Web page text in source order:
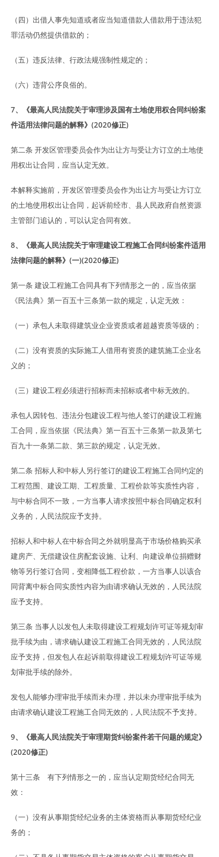
（四）出借人事先知道或者应当知道借款人借款用于违法犯
罪活动仍然提供借款的；
（五）违反法律、行政法规强制性规定的；
（六）违背公序良俗的。
7、《最高人民法院关于审理涉及国有土地使用权合同纠纷案
件适用法律问题的解释》(2020修正)
第二条 开发区管理委员会作为出让方与受让方订立的土地使
用权出让合同，应当认定无效。
本解释实施前，开发区管理委员会作为出让方与受让方订立
的土地使用权出让合同，起诉前经市、县人民政府自然资源
主管部门追认的，可以认定合同有效。
8、《最高人民法院关于审理建设工程施工合同纠纷案件适用
法律问题的解释》(一)(2020修正)
第一条 建设工程施工合同具有下列情形之一的，应当依据
《民法典》第一百五十三条第一款的规定，认定无效：
（一）承包人未取得建筑业企业资质或者超越资质等级的；
（二）没有资质的实际施工人借用有资质的建筑施工企业名
义的；
（三）建设工程必须进行招标而未招标或者中标无效的。
承包人因转包、违法分包建设工程与他人签订的建设工程施
工合同，应当依据《民法典》第一百五十三条第一款及第七
百九十一条第二款、第三款的规定，认定无效。
第二条 招标人和中标人另行签订的建设工程施工合同约定的
工程范围、建设工期、工程质量、工程价款等实质性内容，
与中标合同不一致，一方当事人请求按照中标合同确定权利
义务的，人民法院应予支持。
招标人和中标人在中标合同之外就明显高于市场价格购买承
建房产、无偿建设住房配套设施、让利、向建设单位捐赠财
物等另行签订合同，变相降低工程价款，一方当事人以该合
同背离中标合同实质性内容为由请求确认无效的，人民法院
应予支持。
第三条 当事人以发包人未取得建设工程规划许可证等规划审
批手续为由，请求确认建设工程施工合同无效的，人民法院
应予支持，但发包人在起诉前取得建设工程规划许可证等规
划审批手续的除外。
发包人能够办理审批手续而未办理，并以未办理审批手续为
由请求确认建设工程施工合同无效的，人民法院不予支持。
9、《最高人民法院关于审理期货纠纷案件若干问题的规定》
(2020修正)
第十三条 有下列情形之一的，应当认定期货经纪合同无
效：
（一）没有从事期货经纪业务的主体资格而从事期货经纪业
务的；